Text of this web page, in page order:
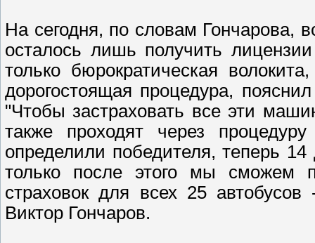
На сегодня, по словам Гончарова,
осталось лишь получить
только бюрократическая
дорогостоящая процедура,
"Чтобы застраховать все эти
также проходят через
определили победителя, теперь
только после этого мы сможем
страховок для всех 25
Виктор Гончаров.